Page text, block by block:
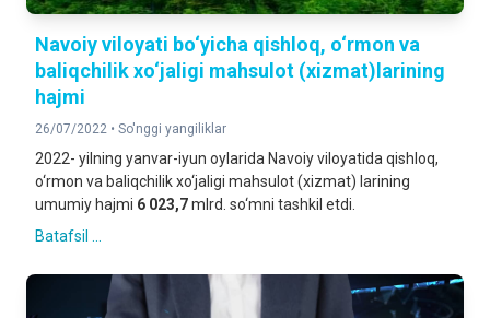
Navoiy viloyati bo‘yicha qishloq, o‘rmon va
baliqchilik xo‘jaligi mahsulot (xizmat)larining
hajmi
26/07/2022 • So'nggi yangiliklar
2022- yilning yanvar-iyun oylarida Navoiy viloyatida qishloq,
o‘rmon va baliqchilik xo‘jaligi mahsulot (xizmat) larining
umumiy hajmi 6 023,7mlrd. so‘mni tashkil etdi.
Batafsil ...